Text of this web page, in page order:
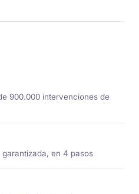
900.000 intervenciones de
en 4 pasos